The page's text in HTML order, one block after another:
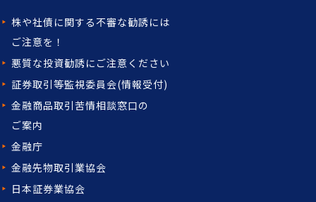
株や社債に関する不審な勧誘には
ご注意を！
悪質な投資勧誘にご注意ください
証券取引等監視委員会(情報受付)
金融商品取引苦情相談窓口の
ご案内
金融庁
金融先物取引業協会
日本証券業協会